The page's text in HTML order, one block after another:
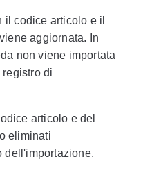
il codice articolo e il
aggiornata. In
non viene importata
di
articolo e del
eliminati
dell'importazione.